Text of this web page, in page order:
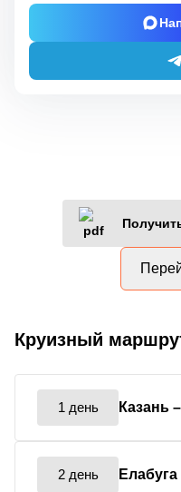
Круизный
1 день Казань
2 день Елабуга